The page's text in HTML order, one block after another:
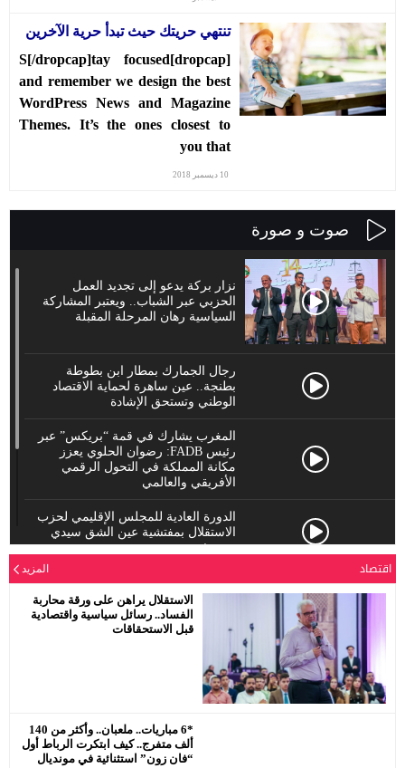
تنتهي حريتك حيث تبدأ حرية الآخرين
[dropcap]S[/dropcap]tay focused
and remember we design the best
WordPress News and Magazine
Themes. It’s the ones closest to
you that
صوت و صورة
نزار بركة يدعو إلى تجديد العمل
الحزبي عبر الشباب.. ويعتبر المشاركة
السياسية رهان المرحلة المقبلة
رجال الجمارك بمطار ابن بطوطة
بطنجة.. عين ساهرة لحماية الاقتصاد
الوطني وتستحق الإشادة
المغرب يشارك في قمة “بريكس” عبر
رئيس FADB: رضوان الحلوي يعزز
مكانة المملكة في التحول الرقمي
الأفريقي والعالمي
الدورة العادية للمجلس الإقليمي لحزب
الاستقلال بمفتشية عين الشق سيدي
معروف
رئيس جماعة البروج / اقليم سطات : لا
يحترم جلالة الملك محمد السادس
نصره.
اقتصاد المزيد
الاستقلال يراهن على ورقة محاربة
الفساد.. رسائل سياسية واقتصادية
قبل الاستحقاقات
*6 مباريات.. ملعبان.. وأكثر من 140
ألف متفرج.. كيف ابتكرت الرباط أول
“فان زون” استثنائية في مونديال